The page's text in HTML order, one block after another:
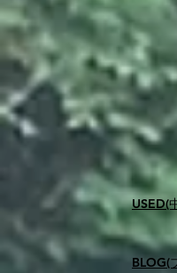
USED(
BLOG(